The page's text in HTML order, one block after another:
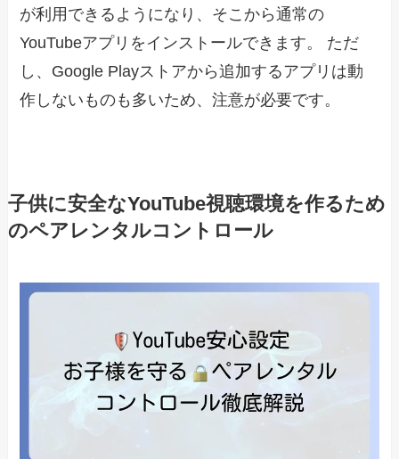
が利用できるようになり、そこから通常の
YouTubeアプリをインストールできます。 ただ
し、Google Playストアから追加するアプリは動
作しないものも多いため、注意が必要です。
子供に安全なYouTube視聴環境を作るため
のペアレンタルコントロール